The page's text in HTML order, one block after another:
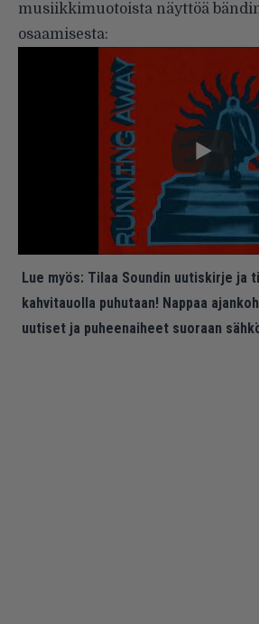
musiikkimuotoista näyttöä
osaamisesta:
Lue myös: Tilaa Soundin uutiskirje ja
kahvitauolla puhutaan! Nappaa
uutiset ja puheenaiheet suoraan